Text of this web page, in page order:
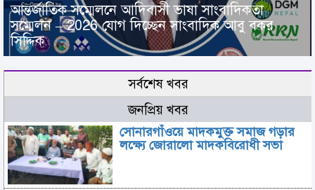
আন্তর্জাতিক সম্মেলনে আদিবাসী ভাষা সাংবাদিকতা
সম্মেলন – 2026 যোগ দিচ্ছেন সাংবাদিক আবু বকর
সিদ্দিক
সর্বশেষ খবর
জনপ্রিয় খবর
সোনারগাঁওয়ে মাদকমুক্ত সমাজ গড়ার
লক্ষ্যে জোরালো মাদকবিরোধী সভা